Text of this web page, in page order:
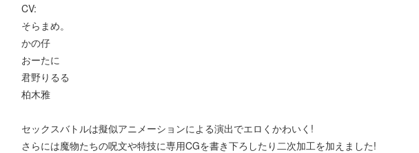
CV:
そらまめ。
かの仔
おーたに
君野りるる
柏木雅
セックスバトルは擬似アニメーションによる演出でエロくかわいく!
さらには魔物たちの呪文や特技に専用CGを書き下ろしたり二次加工を加えました!